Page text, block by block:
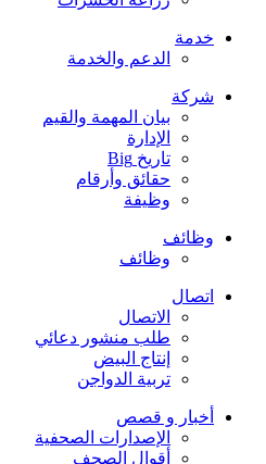
خدمة
الدعم والخدمة
شركة
بيان المهمة والقيم
الإدارة
تاريخ Big
حقائق وأرقام
وظيفة
وظائف
وظائف
اتصال
الاتصال
طلب منشور دعائي
إنتاج البيض
تربية الدواجن
أخبار و قصص
الإصدارات الصحفية
أقوال الصحف